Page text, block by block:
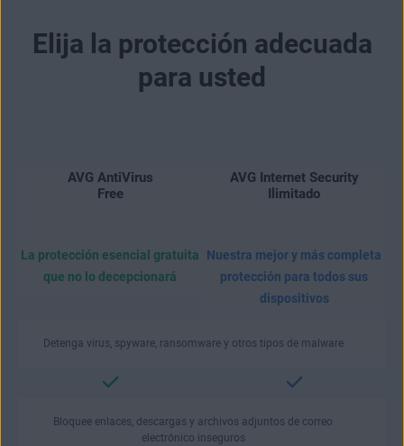
Elija la protección adecuada
para usted
AVG AntiVirus
Free
La protección esencial gratuita
que no lo decepcionará
AVG Internet Security
Ilimitado
Nuestra mejor y más completa
protección para todos sus
dispositivos
Detenga virus, spyware, ransomware y otros tipos de malware
Bloquee enlaces, descargas y archivos adjuntos de correo
electrónico inseguros